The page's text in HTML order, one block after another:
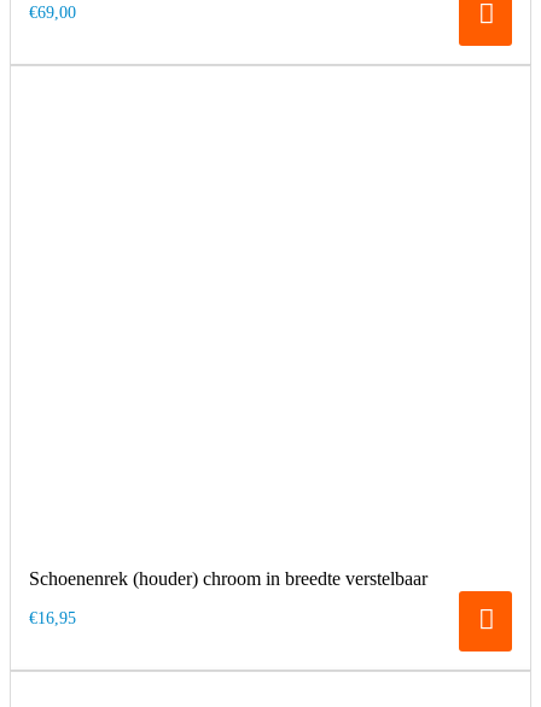
€69,00
Schoenenrek (houder) chroom in breedte verstelbaar
€16,95